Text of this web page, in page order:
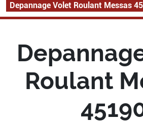
Depannage Volet Roulant Messas
Roulant